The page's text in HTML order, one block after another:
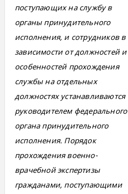
поступающих на службу в
органы принудительного
исполнения, и сотрудников в
зависимости от должностей и
особенностей прохождения
службы на отдельных
должностях устанавливаются
руководителем федерального
органа принудительного
исполнения. Порядок
прохождения военно-
врачебной экспертизы
гражданами, поступающими